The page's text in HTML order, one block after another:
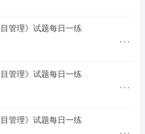
标成本的对比，分析目标成本落
施执行效果的分析，寻求更加有
划成本的对比，分析成本降低水
管理》试题每日一练
管理》试题每日一练
管理》试题每日一练